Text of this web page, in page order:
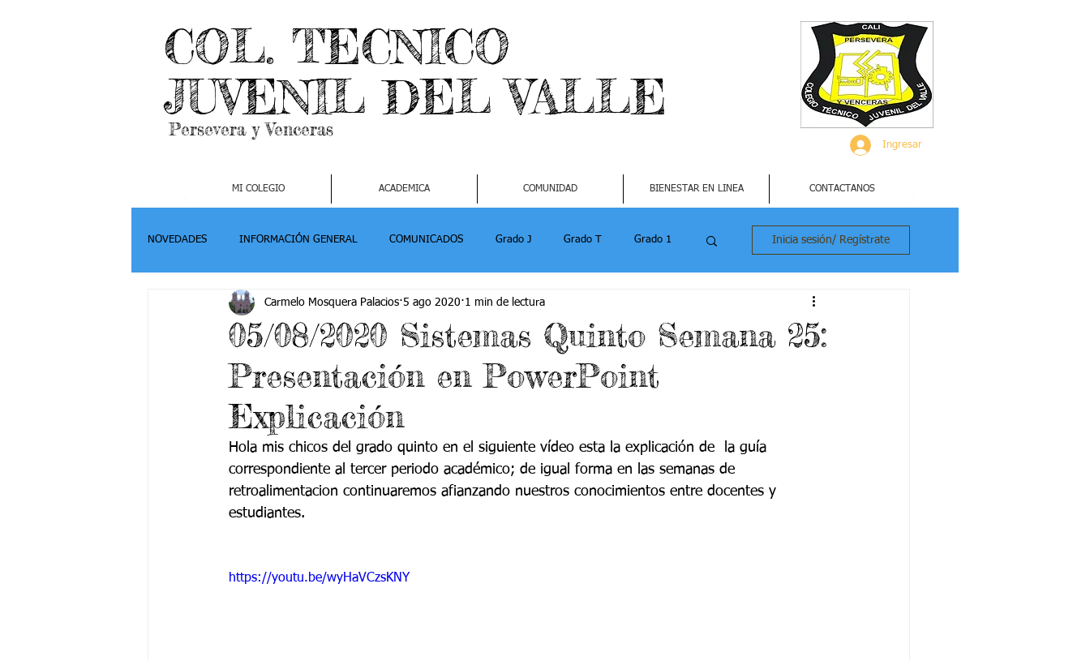
COL. TECNICO
JUVENIL DEL VALLE
Persevera y Venceras
Ingresar
MI COLEGIO ACADEMICA COMUNIDAD BIENESTAR EN LINEA CONTACTANOS
NOVEDADES INFORMACIÓN GENERAL COMUNICADOS Grado J Grado T Grado 1
Grado 3 Grado 4-1 Grado 4-2 Grado 5 -1
Grado 6 -2 Grado 7 -1 Grado 7 -2 Grado 8 -1 Grado 8 -2
Grado 9 -2
PSICOLOGÍA INSTITUCIONAL Deportes
Inicia sesión/ Regístrate
05/08/2020 Sistemas Quinto Semana 25:
Presentación en PowerPoint
Explicación
Carmelo Mosquera Palacios 5 ago 2020 1 min de lectura
Hola mis chicos del grado quinto en el siguiente vídeo esta la explicación de  la guía
correspondiente al tercer periodo académico; de igual forma en las semanas de
retroalimentacion continuaremos afianzando nuestros conocimientos entre docentes y
estudiantes.
https://youtu.be/wyHaVCzsKNY